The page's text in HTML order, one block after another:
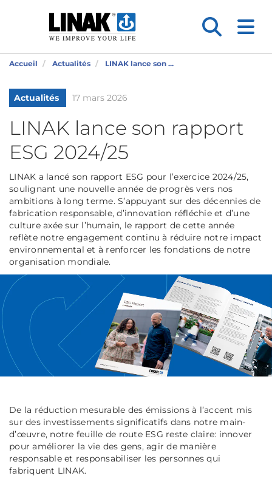
Accueil Actualités LINAK lance son ...
Actualités 17 mars 2026
LINAK lance son rapport
ESG 2024/25
LINAK a lancé son rapport ESG pour l’exercice 2024/25,
soulignant une nouvelle année de progrès vers nos
ambitions à long terme. S’appuyant sur des décennies de
fabrication responsable, d’innovation réfléchie et d’une
culture axée sur l’humain, le rapport de cette année
reflète notre engagement continu à réduire notre impact
environnemental et à renforcer les fondations de notre
organisation mondiale.
De la réduction mesurable des émissions à l’accent mis
sur des investissements significatifs dans notre main-
d’œuvre, notre feuille de route ESG reste claire: innover
pour améliorer la vie des gens, agir de manière
responsable et responsabiliser les personnes qui
fabriquent LINAK.